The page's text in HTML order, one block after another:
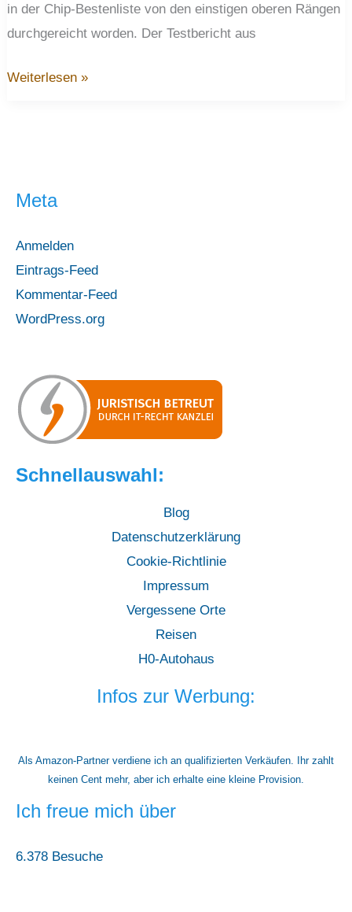
in der Chip-Bestenliste von den einstigen oberen Rängen
durchgereicht worden. Der Testbericht aus
Die
Alpha
A58
Weiterlesen »
Meta
Anmelden
Eintrags-Feed
Kommentar-Feed
WordPress.org
Schnellauswahl:
Blog
Datenschutzerklärung
Cookie-Richtlinie
Impressum
Vergessene Orte
Reisen
H0-Autohaus
Infos zur Werbung:
Als Amazon-Partner verdiene ich an qualifizierten Verkäufen. Ihr zahlt
keinen Cent mehr, aber ich erhalte eine kleine Provision.
Ich freue mich über
6.378 Besuche